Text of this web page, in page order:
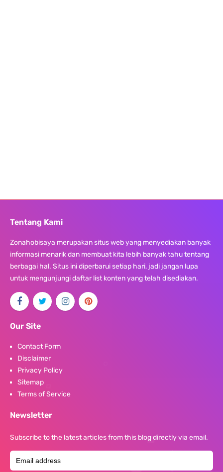
Tentang Kami
Zonahobisaya merupakan situs web yang menyediakan banyak
informasi menarik dan membuat kita lebih banyak tahu tentang
berbagai hal. Situs ini diperbarui setiap hari, jadi jangan lupa
untuk mengunjungi daftar list konten yang telah disediakan.
Our Site
Contact Form
Disclaimer
Privacy Policy
Sitemap
Terms of Service
Newsletter
Subscribe to the latest articles from this blog directly via email.